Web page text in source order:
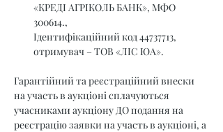
«КРЕДІ АГРІКОЛЬ БАНК», МФО
300614.,
Ідентифікаційний код 44737713,
отримувач – ТОВ «ЛІС ЮА».
Гарантійний та реєстраційний внески
на участь в аукціоні сплачуються
учасниками аукціону ДО подання на
реєстрацію заявки на участь в аукціоні, а